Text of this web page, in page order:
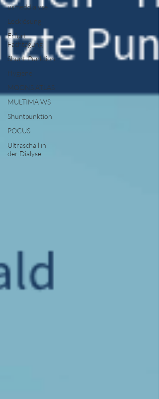
usmeddialyse
Locklösung
Erfurt
Fachtagung
Shunt-Punktion
Hygiene
MOONS ATLAS
MULTIMA WS
Shuntpunktion
POCUS
Ultraschall in
der Dialyse